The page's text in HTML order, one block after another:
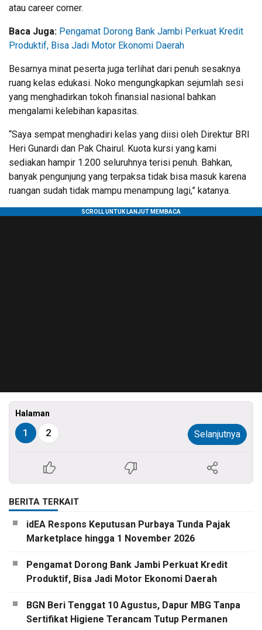
atau career corner.
Baca Juga: Pengamat Dorong Bank Jambi Perkuat Kredit
Produktif, Bisa Jadi Motor Ekonomi Daerah
Besarnya minat peserta juga terlihat dari penuh sesaknya
ruang kelas edukasi. Noko mengungkapkan sejumlah sesi
yang menghadirkan tokoh finansial nasional bahkan
mengalami kelebihan kapasitas.
“Saya sempat menghadiri kelas yang diisi oleh Direktur BRI
Heri Gunardi dan Pak Chairul. Kuota kursi yang kami
sediakan hampir 1.200 seluruhnya terisi penuh. Bahkan,
banyak pengunjung yang terpaksa tidak bisa masuk karena
ruangan sudah tidak mampu menampung lagi,” katanya.
Halaman
1 2 Selanjutnya
BERITA TERKAIT
idEA Respons Keputusan Purbaya Tunda Pajak
Marketplace hingga 1 November 2026
Pengamat Dorong Bank Jambi Perkuat Kredit
Produktif, Bisa Jadi Motor Ekonomi Daerah
BGN Beri Tenggat 10 Agustus, Dapur MBG Tanpa
Sertifikat Higiene Terancam Tutup Permanen